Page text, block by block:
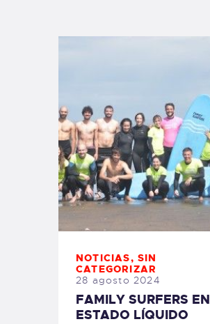
NOTICIAS,SIN
CATEGORIZAR
28 agosto 2024
FAMILY SURFERS EN
ESTADO LÍQUIDO